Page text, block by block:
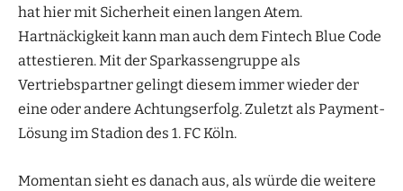
hat hier mit Sicherheit einen langen Atem.
Hartnäckigkeit kann man auch dem Fintech Blue Code
attestieren. Mit der Sparkassengruppe als
Vertriebspartner gelingt diesem immer wieder der
eine oder andere Achtungserfolg. Zuletzt als Payment-
Lösung im Stadion des 1. FC Köln.
Momentan sieht es danach aus, als würde die weitere